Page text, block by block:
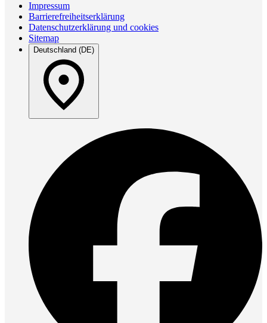
Impressum
Barrierefreiheitserklärung
Datenschutzerklärung und cookies
Sitemap
Deutschland (DE)